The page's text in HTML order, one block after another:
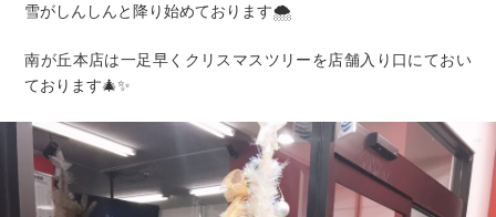
雪がしんしんと降り始めております🌨
南が丘本店は一足早くクリスマスツリーを店舗入り口にておい
ております🎄✨